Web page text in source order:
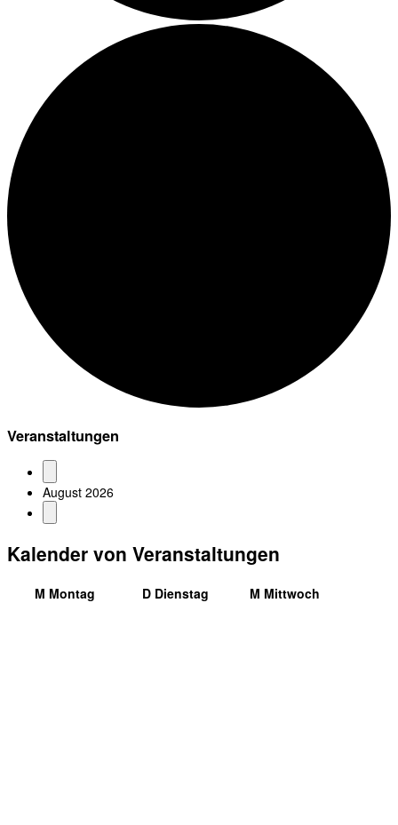
Veranstaltungen
August 2026
Kalender von Veranstaltungen
M Montag D Dienstag M Mittwoch